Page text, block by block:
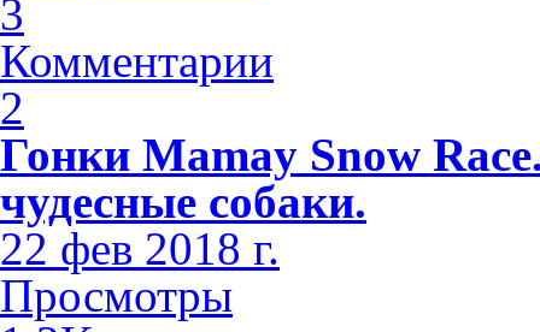
3
Комментарии
2
Гонки Mamay Snow
чудесные собаки.
22 фев 2018 г.
Просмотры